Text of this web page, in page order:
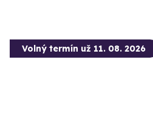
Volný termín už 11. 08. 2026